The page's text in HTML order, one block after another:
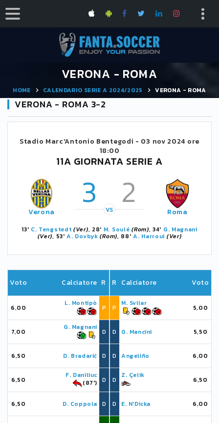
VERONA - ROMA
HOME CALENDARIO SERIE A 2024/2025 VERONA - ROMA
VERONA - ROMA 3-2
Stadio Marc'Antonio Bentegodi - 03 nov 2024 ore
18:00
11A GIORNATA SERIE A
Verona 3 2
VS Roma
13' C. Tengstedt (Ver), 28' M. Soulé (Rom), 34' G. Magnani
(Ver), 53'A. Dovbyk (Rom), 88'A. Harroui (Ver)
Voto Calciatore R
6,00
L. Montipò
P
7,00
G. Magnani
D
6,50 D. Bradarić D
6,50
F. Daniliuc
(87')
D
6,50 D. Coppola D
R Calciatore Voto
P
M. Svilar
5,00
D G. Mancini 5,50
D Angeliño 6,00
D
Z. Çelik
6,50
D E. N'Dicka 6,00